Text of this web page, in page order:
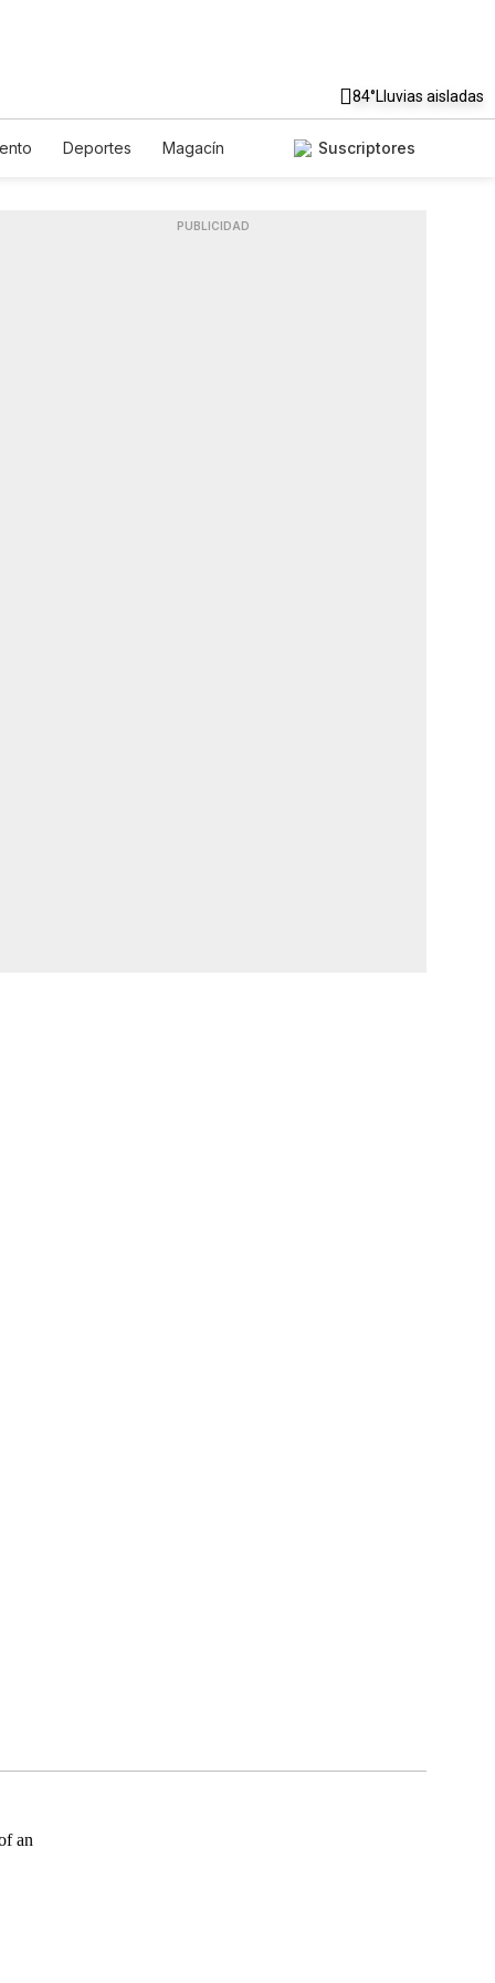
84°Lluvias aisladas
Deportes
Magacín
Suscriptores
PUBLICIDAD